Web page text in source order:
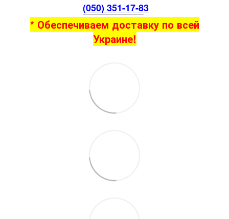
(050) 351-17-83
* Обеспечиваем доставку по всей
Украине!